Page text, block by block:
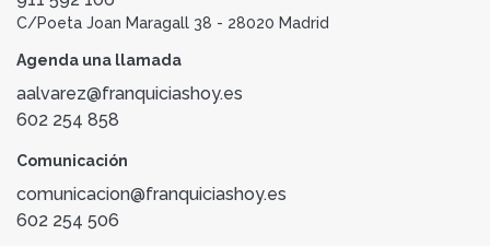
C/Poeta Joan Maragall 38 - 28020 Madrid
Agenda una llamada
aalvarez@franquiciashoy.es
602 254 858
Comunicación
comunicacion@franquiciashoy.es
602 254 506